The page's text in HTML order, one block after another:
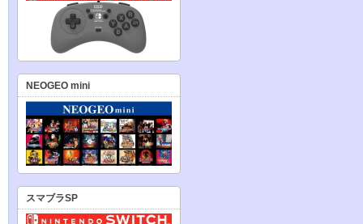
NEOGEO mini
スマブラSP